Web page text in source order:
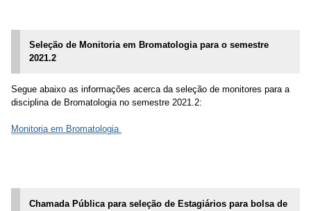
Seleção de Monitoria em Bromatologia para o semestre
2021.2
Segue abaixo as informações acerca da seleção de monitores para a
disciplina de Bromatologia no semestre 2021.2:
Monitoria em Bromatologia
Chamada Pública para seleção de Estagiários para bolsa de